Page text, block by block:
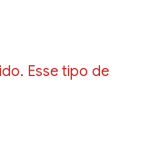
Esse tipo de